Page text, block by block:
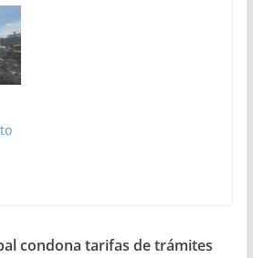
condona tarifas de trámites